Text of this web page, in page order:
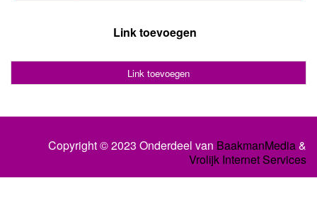
Link toevoegen
Link toevoegen
Copyright © 2023 Onderdeel van BaakmanMedia&
Vrolijk Internet Services